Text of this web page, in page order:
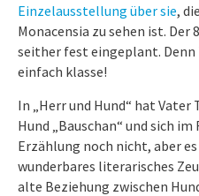
Einzelausstellung über sie,
Monacensia zu sehen ist. Der
seither fest eingeplant. Denn
einfach klasse!
In „Herr und Hund“ hat
Hund „Bauschan“ und sich
Erzählung noch nicht, aber
wunderbares literarisches
alte Beziehung zwischen